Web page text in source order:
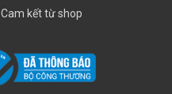
Cam kết từ shop